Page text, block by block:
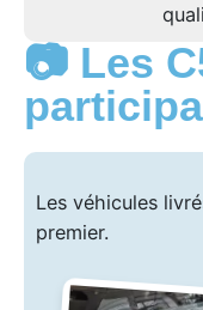
📷 Les
Les véhicules
premier.